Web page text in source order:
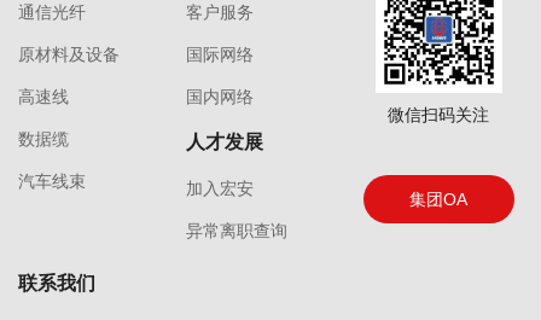
通信光纤
原材料及设备
高速线
数据缆
汽车线束
客户服务
国际网络
国内网络
人才发展
加入宏安
异常离职查询
微信扫码关注
集团OA
联系我们